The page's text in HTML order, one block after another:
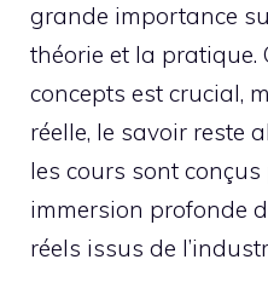
grande importance
théorie et la pratique.
concepts est crucial,
réelle, le savoir reste
les cours sont
immersion profonde
réels issus de